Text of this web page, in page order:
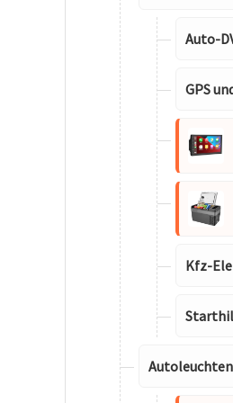
Auto-
GPS
Kfz-
Autoleuchten